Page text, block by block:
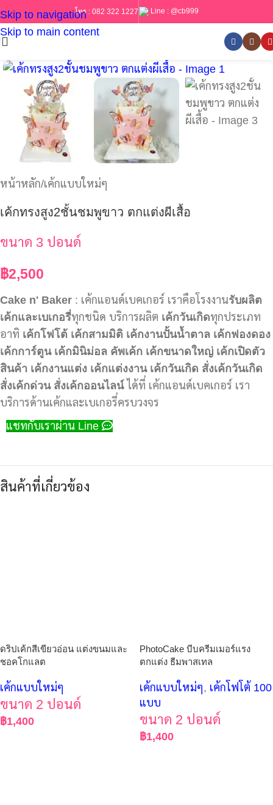
Skip to navigation
Skip to main content
โทร : 082 322 1227 Line : @cb999
หน้าหลัก/เค้กแบบใหม่ๆ
เค้กทรงสูง2ชั้นชมพูขาว ตกแต่งผีเสื้อ
ขนาด 3 ปอนด์
฿2,500
Cake n' Baker : เค้กแอนด์เบคเกอร์ เราคือโรงงานรับผลิต
เค้กและเบเกอรี่ทุกชนิด บริการผลิต เค้กวันเกิดทุกประเภท
อาทิ เค้กโฟโต้ เค้กสามมิติ เค้กงานปั้นน้ำตาล เค้กฟองดอง
เค้กการ์ตูน เค้กมินิม่อล คัพเค้ก เค้กขนาดใหญ่ เค้กเปิดตัว
สินค้า เค้กงานแต่ง เค้กแต่งงาน เค้กวันเกิด สั่งเค้กวันเกิด
สั่งเค้กด่วน สั่งเค้กออนไลน์ได้ที่ เค้กแอนด์เบคเกอร์ เรา
บริการด้านเค้กและเบเกอรี่ครบวงจร
แชทกับเราผ่าน Line
สินค้าที่เกี่ยวข้อง
ดริปเค้กสีเขียวอ่อน แต่งขนมและ
ชอคโกแลต
เค้กแบบใหม่ๆ
ขนาด 2 ปอนด์
฿1,400
PhotoCake บีบครีมเมอร์แรง
ตกแต่ง ธีมพาสเทล
เค้กแบบใหม่ๆ, เค้กโฟโต้ 100
แบบ
ขนาด 2 ปอนด์
฿1,400